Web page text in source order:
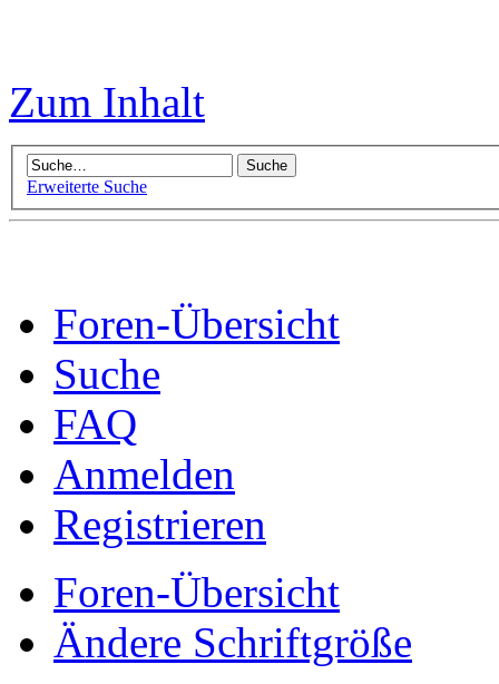
Zum Inhalt
Erweiterte Suche
Foren-Übersicht
Suche
FAQ
Anmelden
Registrieren
Foren-Übersicht
Ändere Schriftgröße